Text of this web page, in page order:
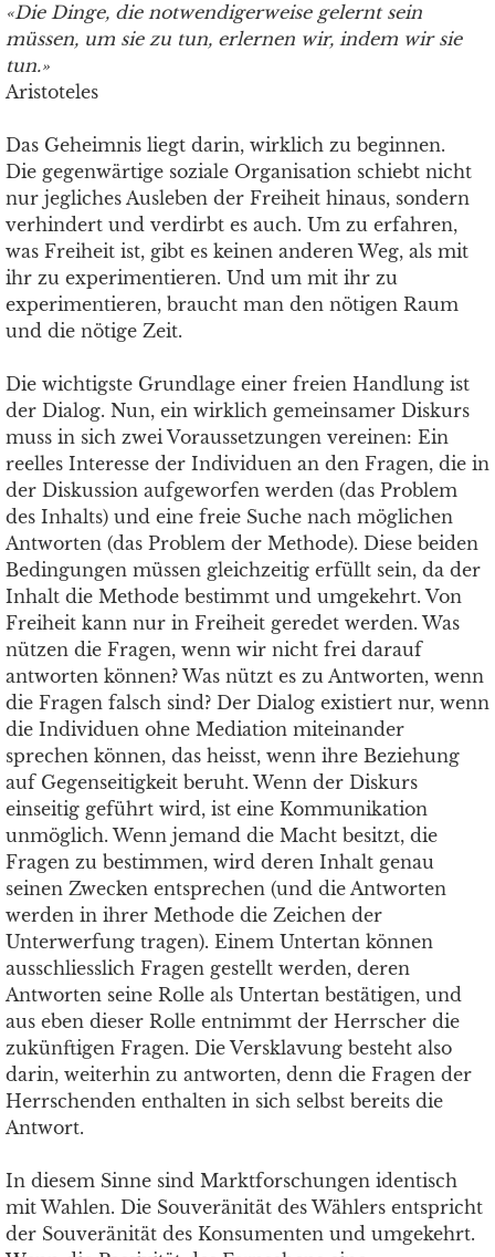
«Die Dinge, die notwendigerweise gelernt sein
müssen, um sie zu tun, erlernen wir, indem wir sie
tun.»
Aristoteles
Das Geheimnis liegt darin, wirklich zu beginnen.
Die gegenwärtige soziale Organisation schiebt nicht
nur jegliches Ausleben der Freiheit hinaus, sondern
verhindert und verdirbt es auch. Um zu erfahren,
was Freiheit ist, gibt es keinen anderen Weg, als mit
ihr zu experimentieren. Und um mit ihr zu
experimentieren, braucht man den nötigen Raum
und die nötige Zeit.
Die wichtigste Grundlage einer freien Handlung ist
der Dialog. Nun, ein wirklich gemeinsamer Diskurs
muss in sich zwei Voraussetzungen vereinen: Ein
reelles Interesse der Individuen an den Fragen, die in
der Diskussion aufgeworfen werden (das Problem
des Inhalts) und eine freie Suche nach möglichen
Antworten (das Problem der Methode). Diese beiden
Bedingungen müssen gleichzeitig erfüllt sein, da der
Inhalt die Methode bestimmt und umgekehrt. Von
Freiheit kann nur in Freiheit geredet werden. Was
nützen die Fragen, wenn wir nicht frei darauf
antworten können? Was nützt es zu Antworten, wenn
die Fragen falsch sind? Der Dialog existiert nur, wenn
die Individuen ohne Mediation miteinander
sprechen können, das heisst, wenn ihre Beziehung
auf Gegenseitigkeit beruht. Wenn der Diskurs
einseitig geführt wird, ist eine Kommunikation
unmöglich. Wenn jemand die Macht besitzt, die
Fragen zu bestimmen, wird deren Inhalt genau
seinen Zwecken entsprechen (und die Antworten
werden in ihrer Methode die Zeichen der
Unterwerfung tragen). Einem Untertan können
ausschliesslich Fragen gestellt werden, deren
Antworten seine Rolle als Untertan bestätigen, und
aus eben dieser Rolle entnimmt der Herrscher die
zukünftigen Fragen. Die Versklavung besteht also
darin, weiterhin zu antworten, denn die Fragen der
Herrschenden enthalten in sich selbst bereits die
Antwort.
In diesem Sinne sind Marktforschungen identisch
mit Wahlen. Die Souveränität des Wählers entspricht
der Souveränität des Konsumenten und umgekehrt.